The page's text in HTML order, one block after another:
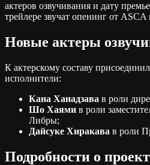
актеров озвучивания и дату
трейлере звучат опенинг от
Новые актеры
К актерскому составу
исполнители:
Кана Ханадзава в роли
Шо Хаями в роли
Либры;
Дайсуке Хиракава в роли
Подробности о